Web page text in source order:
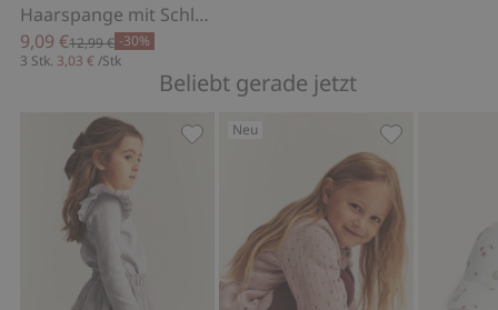
Haarspange mit Schleife, 3er-Pack
9,09 €12,99 € -30%
3 Stk. 3,03 € /Stk
Beliebt gerade jetzt
Geripptes Oberteil mit Rüschen, Zu
Neu
Gestrickte